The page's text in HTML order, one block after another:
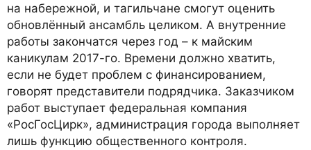
на набережной, и тагильчане смогут оценить
обновлённый ансамбль целиком. А внутренние
работы закончатся через год – к майским
каникулам 2017-го. Времени должно хватить,
если не будет проблем с финансированием,
говорят представители подрядчика. Заказчиком
работ выступает федеральная компания
«РосГосЦирк», администрация города выполняет
лишь функцию общественного контроля.